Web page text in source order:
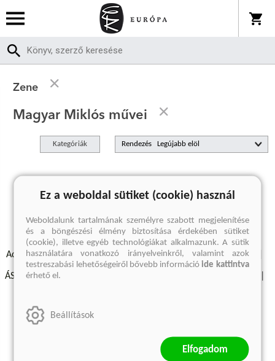
Zene
Magyar Miklós művei
Kategóriák Rendezés
A keresett kifejezésre nincs találat
Adatvédelmi szabályzatok Elállási felmondási nyilatkozat
ÁSZF - Vásárlási feltételek
Szállítási információk
Ez a weboldal sütiket (cookie) használ
Weboldalunk tartalmának személyre szabott megjelenítése
és a böngészési élmény biztosítása érdekében sütiket
(cookie), illetve egyéb technológiákat alkalmazunk. A sütik
használatára vonatkozó irányelveinkről, valamint azok
testreszabási lehetőségeiről bővebb információide kattintva
érhető el.
Beállítások
Elfogadom